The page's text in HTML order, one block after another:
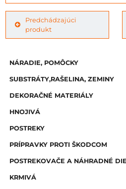
Predchádzajúci
produkt
NÁRADIE, POMÔCKY
SUBSTRÁTY,RAŠELINA, ZEMINY
DEKORAČNÉ MATERIÁLY
HNOJIVÁ
POSTREKY
PRÍPRAVKY PROTI ŠKODCOM
POSTREKOVAČE A NÁHRADNÉ
KRMIVÁ